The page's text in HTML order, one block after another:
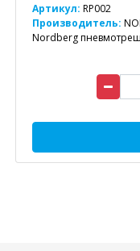
Артикул: RP002
Производитель:
Nordberg